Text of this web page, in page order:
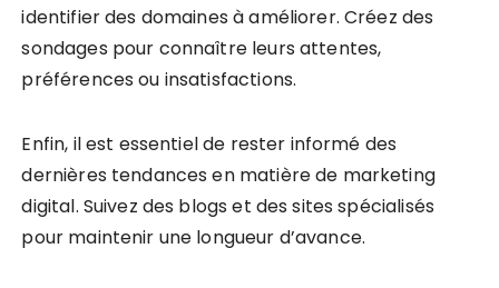
identifier des domaines à améliorer. Créez des
sondages pour connaître leurs attentes,
préférences ou insatisfactions.
Enfin, il est essentiel de rester informé des
dernières tendances en matière de marketing
digital. Suivez des blogs et des sites spécialisés
pour maintenir une longueur d’avance.